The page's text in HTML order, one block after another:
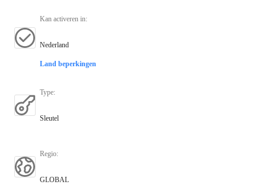
Kan activeren in:
Nederland
Land beperkingen
Type:
Sleutel
Regio:
GLOBAL